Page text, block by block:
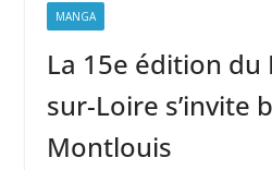
MANGA
La 15e édition du
sur-Loire s’invite
Montlouis